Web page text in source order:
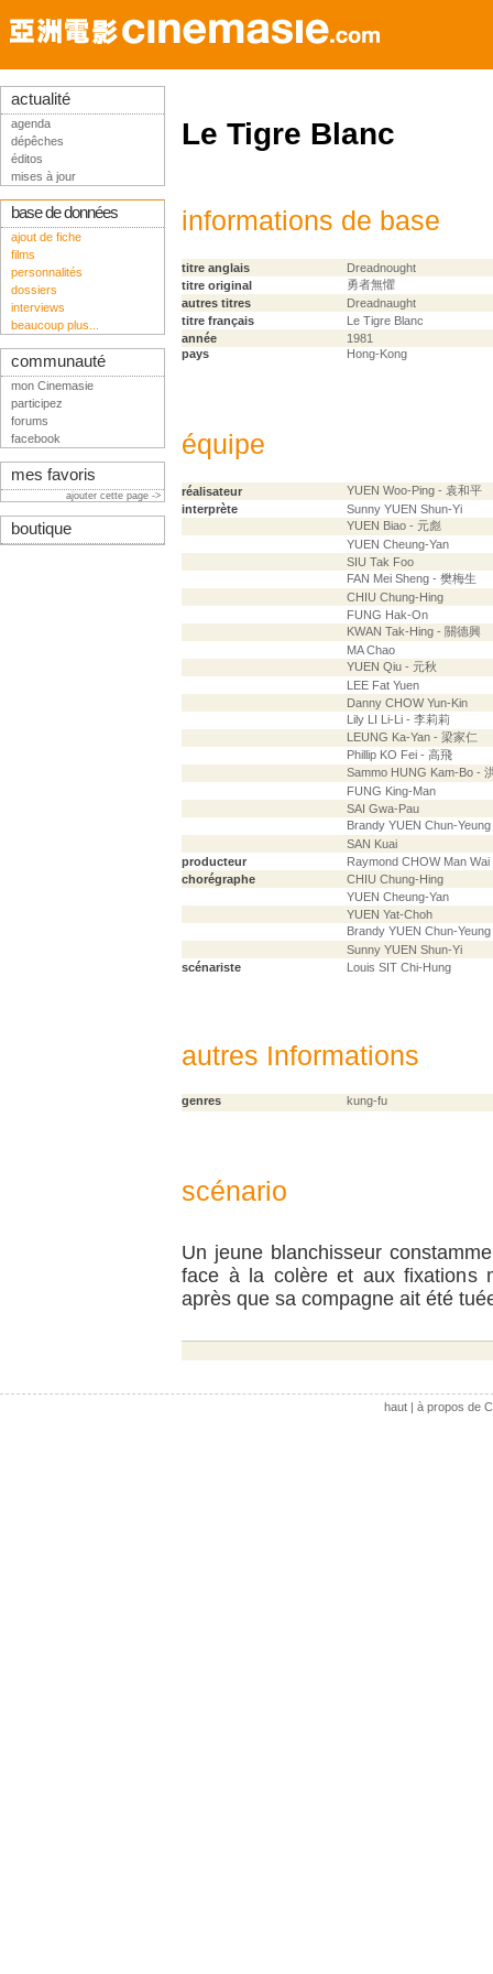
Le Tigre Blanc
informations de base
titre anglais
Dreadnought
titre original
勇者無懼
autres titres
Dreadnaught
titre français
Le Tigre Blanc
année
1981
pays
Hong-Kong
équipe
réalisateur
YUEN Woo-Ping - 袁和平
interprète
Sunny YUEN Shun-Yi
YUEN Biao - 元彪
YUEN Cheung-Yan
SIU Tak Foo
FAN Mei Sheng - 樊梅生
CHIU Chung-Hing
FUNG Hak-On
KWAN Tak-Hing - 關德興
MA Chao
YUEN Qiu - 元秋
LEE Fat Yuen
Danny CHOW Yun-Kin
Lily LI Li-Li - 李莉莉
LEUNG Ka-Yan - 梁家仁
Phillip KO Fei - 高飛
Sammo HUNG Kam-Bo -
FUNG King-Man
SAI Gwa-Pau
Brandy YUEN Chun-
SAN Kuai
producteur
Raymond CHOW Man Wai
chorégraphe
CHIU Chung-Hing
YUEN Cheung-Yan
YUEN Yat-Choh
Brandy YUEN Chun-
Sunny YUEN Shun-Yi
scénariste
Louis SIT Chi-Hung
autres Informations
genres kung-fu
scénario
Un jeune blanchisseur
face à la colère et aux fixations
après que sa compagne ait été
actualité
agenda
dépêches
éditos
mises à jour
base de données
ajout de fiche
films
personnalités
dossiers
interviews
beaucoup plus...
communauté
mon Cinemasie
participez
forums
facebook
mes favoris
ajouter cette page ->
boutique
haut| à propos de